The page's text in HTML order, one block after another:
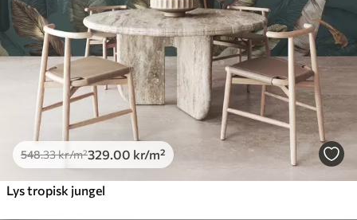
548.33kr/m²329 .00 kr/m²
Lys tropisk jungel